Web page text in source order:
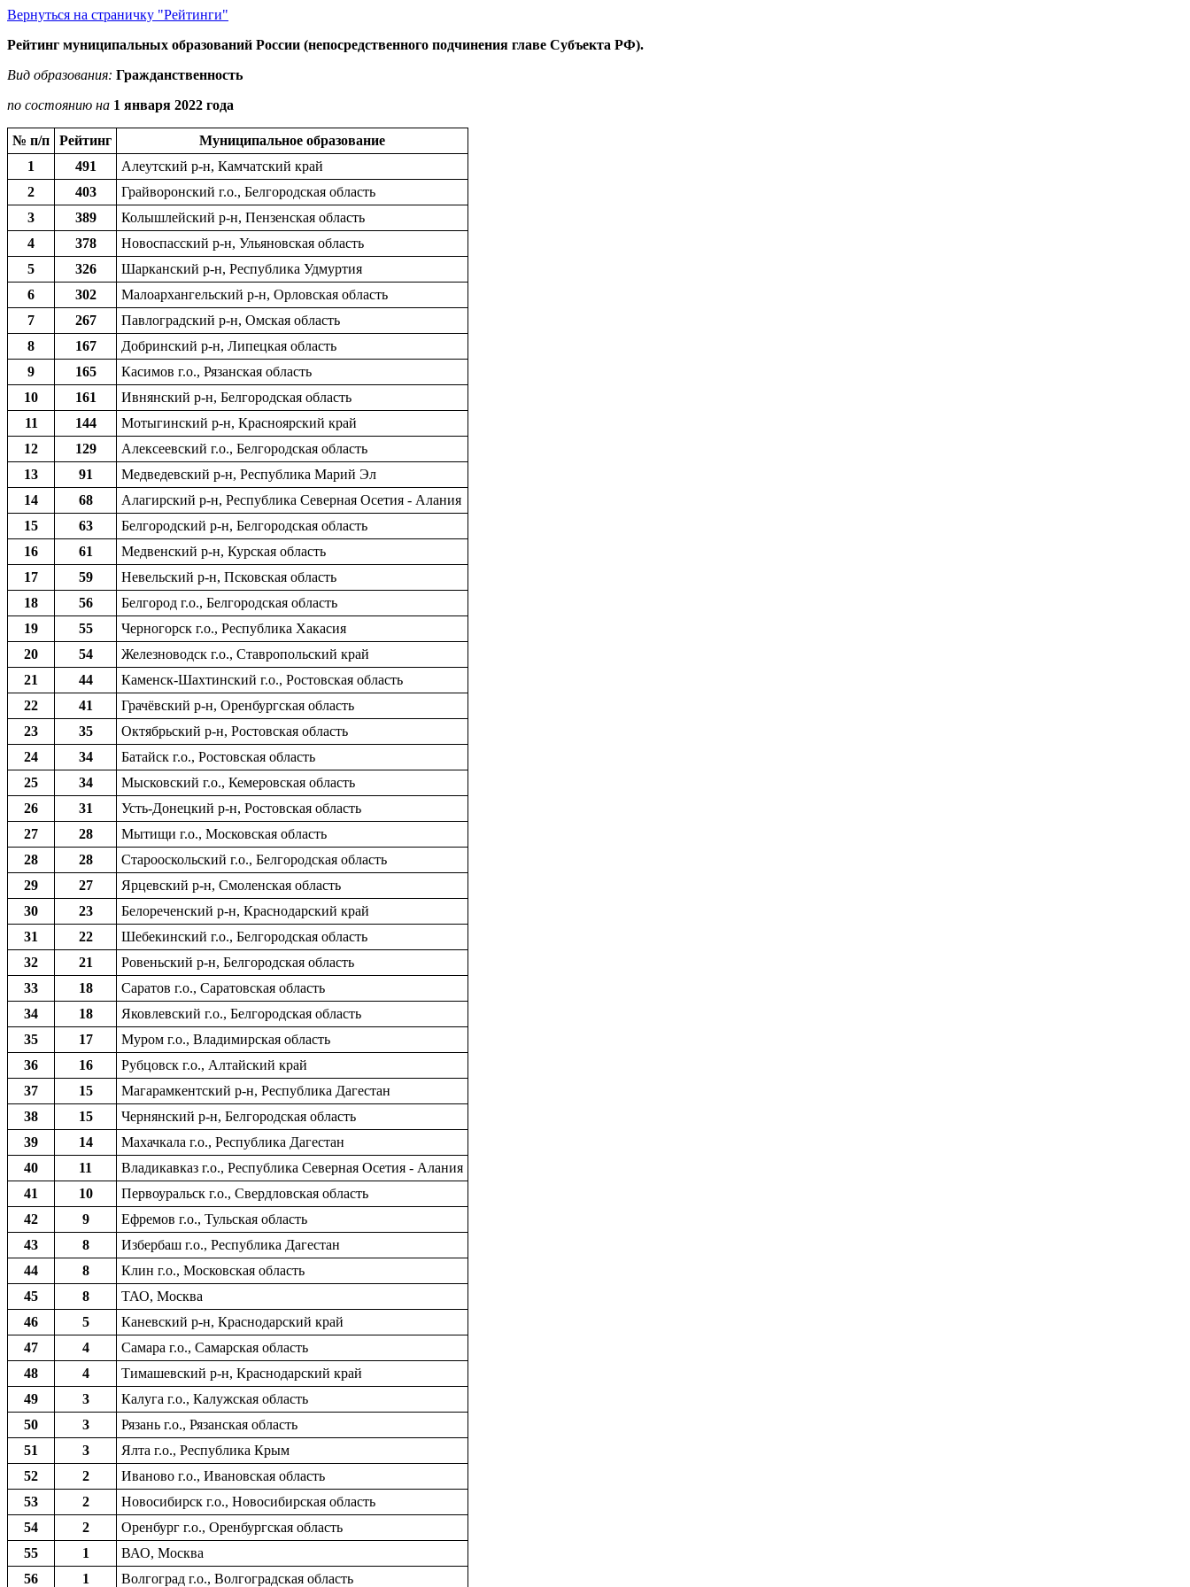
Вернуться на страничку "Рейтинги"
Рейтинг муниципальных образований России (непосредственного подчинения главе Субъекта РФ).
Вид образования: Гражданственность
по состоянию на 1 января 2022 года
№ п/п Рейтинг
Муниципальное образование
1
491
Алеутский р-н, Камчатский край
2
403
Грайворонский г.о., Белгородская область
3
389
Колышлейский р-н, Пензенская область
4
378
Новоспасский р-н, Ульяновская область
5
326
Шарканский р-н, Республика Удмуртия
6
302
Малоархангельский р-н, Орловская область
7
267
Павлоградский р-н, Омская область
8
167
Добринский р-н, Липецкая область
9
165
Касимов г.о., Рязанская область
10
161
Ивнянский р-н, Белгородская область
11
144
Мотыгинский р-н, Красноярский край
12
129
Алексеевский г.о., Белгородская область
13
91
Медведевский р-н, Республика Марий Эл
14
68
Алагирский р-н, Республика Северная Осетия - Алания
15
63
Белгородский р-н, Белгородская область
16
61
Медвенский р-н, Курская область
17
59
Невельский р-н, Псковская область
18
56
Белгород г.о., Белгородская область
19
55
Черногорск г.о., Республика Хакасия
20
54
Железноводск г.о., Ставропольский край
21
44
Каменск-Шахтинский г.о., Ростовская область
22
41
Грачёвский р-н, Оренбургская область
23
35
Октябрьский р-н, Ростовская область
24
34
Батайск г.о., Ростовская область
25
34
Мысковский г.о., Кемеровская область
26
31
Усть-Донецкий р-н, Ростовская область
27
28
Мытищи г.о., Московская область
28
28
Старооскольский г.о., Белгородская область
29
27
Ярцевский р-н, Смоленская область
30
23
Белореченский р-н, Краснодарский край
31
22
Шебекинский г.о., Белгородская область
32
21
Ровеньский р-н, Белгородская область
33
18
Саратов г.о., Саратовская область
34
18
Яковлевский г.о., Белгородская область
35
17
Муром г.о., Владимирская область
36
16
Рубцовск г.о., Алтайский край
37
15
Магарамкентский р-н, Республика Дагестан
38
15
Чернянский р-н, Белгородская область
39
14
Махачкала г.о., Республика Дагестан
40
11
Владикавказ г.о., Республика Северная Осетия - Алания
41
10
Первоуральск г.о., Свердловская область
42
9
Ефремов г.о., Тульская область
43
8
Избербаш г.о., Республика Дагестан
44
8
Клин г.о., Московская область
45
8
ТАО, Москва
46
5
Каневский р-н, Краснодарский край
47
4
Самара г.о., Самарская область
48
4
Тимашевский р-н, Краснодарский край
49
3
Калуга г.о., Калужская область
50
3
Рязань г.о., Рязанская область
51
3
Ялта г.о., Республика Крым
52
2
Иваново г.о., Ивановская область
53
2
Новосибирск г.о., Новосибирская область
54
2
Оренбург г.о., Оренбургская область
55
1
ВАО, Москва
56
1 Волгоград г.о., Волгоградская область